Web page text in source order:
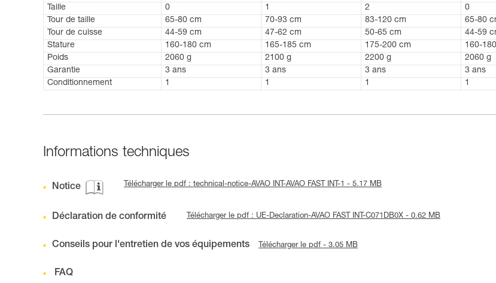
Taille
0 1 2 0
Tour de taille
65-80 cm 70-93 cm 83-120 cm 65-80
Tour de cuisse
44-59 cm 47-62 cm 50-65 cm 44-59
Stature
160-180 cm 165-185 cm 175-200 cm 160-
Poids
2060 g 2100 g 2200 g 2060 g
Garantie
3 ans 3 ans 3 ans 3 ans
Conditionnement
1 1 1 1
Informations techniques
Notice Télécharger le pdf : technical-notice-AVAO INT-AVAO FAST INT-1 - 5.17 MB
Déclaration de conformité Télécharger le pdf : UE-Declaration-AVAO FAST INT-C071DB0X - 0.62 MB
Conseils pour l'entretien de vos équipements Télécharger le pdf - 3.05 MB
FAQ